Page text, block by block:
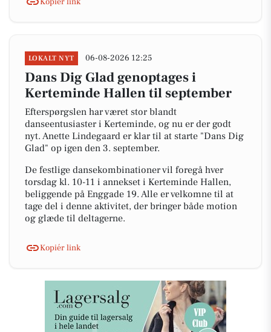
LOKALT NYT 06-08-2026 12:25
Dans Dig Glad genoptages i
Kerteminde Hallen til september
Efterspørgslen har været stor blandt
danseentusiaster i Kerteminde, og nu er der godt
nyt. Anette Lindegaard er klar til at starte "Dans Dig
Glad" op igen den 3. september.
De festlige dansekombinationer vil foregå hver
torsdag kl. 10-11 i annekset i Kerteminde Hallen,
beliggende på Enggade 19. Alle er velkomne til at
tage del i denne aktivitet, der bringer både motion
og glæde til deltagerne.
Kopiér link